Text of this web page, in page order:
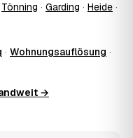
Tönning · Garding · Heide ·
· Wohnungsauflösung ·
→